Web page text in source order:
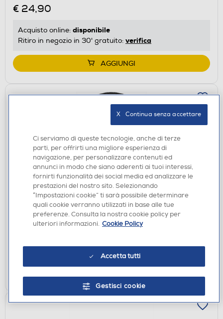
€ 24,90
Acquisto online: disponibile
Ritiro in negozio in 30' gratuito: verifica
AGGIUNGI
CUFFIE
JBL - JBLLIVE660NCBLK-Nero
€ 134,00
€ 179,99
Ritiro in negozio in 30' gratuito:verifica
Ci serviamo di queste tecnologie, anche di terze
parti, per offrirti una migliore esperienza di
navigazione, per personalizzare contenuti ed
annunci in modo che siano aderenti ai tuoi interessi,
fornirti funzionalità dei social media ed analizzare le
prestazioni del nostro sito. Selezionando
“Impostazioni cookie” ti sarà possibile determinare
quali cookie verranno utilizzati in base alle tue
preferenze. Consulta la nostra cookie policy per
ulteriori informazioni. Cookie Policy
Accetta tutti
Gestisci cookie
X   Continua senza accettare